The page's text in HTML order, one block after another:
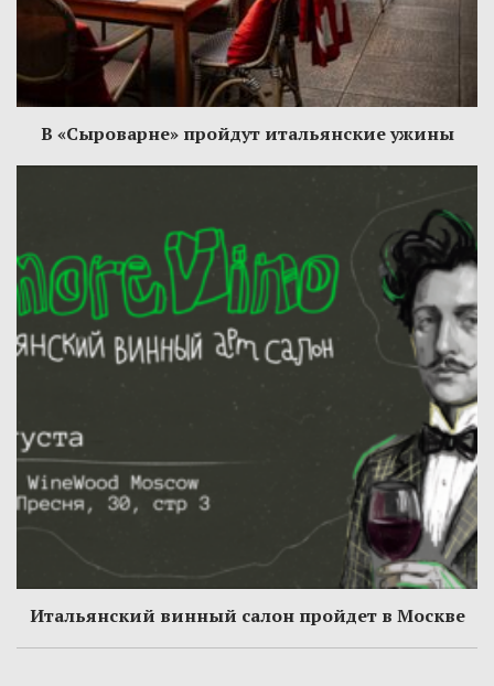
В «Сыроварне» пройдут итальянские ужины
Итальянский винный салон пройдет в Москве